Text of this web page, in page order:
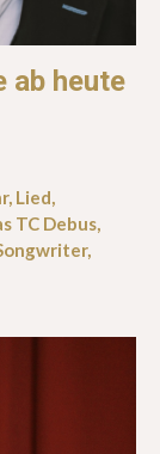
ab heute
, Lied,
TC Debus,
,